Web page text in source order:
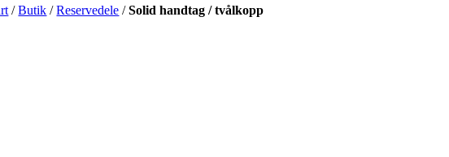
/Butik /Reservedele /Solid handtag / tvålkopp